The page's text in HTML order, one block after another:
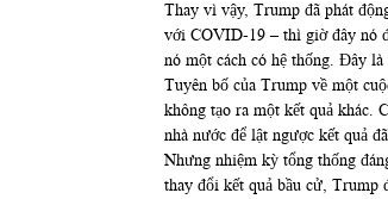
Thay vì vậy, Trump đã phát
với COVID-19 – thì giờ đây nó
nó một cách có hệ thống. Đây
Tuyên bố của Trump về một
không tạo ra một kết quả khác.
nhà nước để lật ngược kết quả
Nhưng nhiệm kỳ tổng thống
thay đổi kết quả bầu cử, Trump